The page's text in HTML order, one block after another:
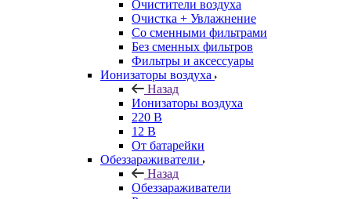
Очистители воздуха
Очистка + Увлажнение
Cо сменными фильтрами
Без сменных фильтров
Фильтры и аксессуары
Ионизаторы воздуха
Назад
Ионизаторы воздуха
220 В
12 В
От батарейки
Обеззараживатели
Назад
Обеззараживатели